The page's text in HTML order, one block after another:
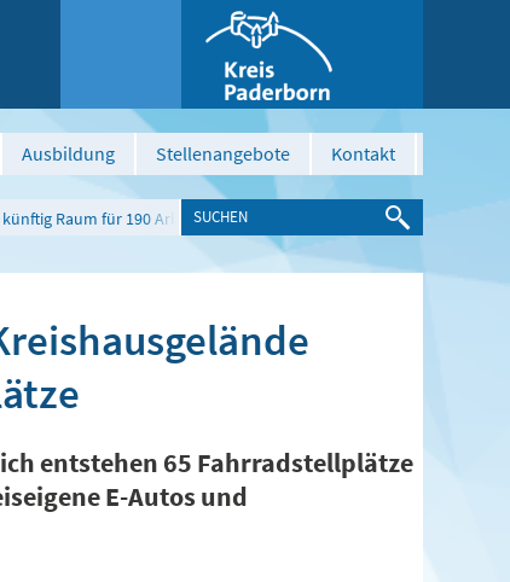
Ausbildung Stellenangebote Kontakt
Raum für 190 Arbeitsplätze
entstehen 65 Fahrradstellplätze
E-Autos und